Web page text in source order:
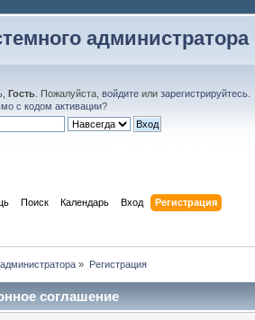
администратора
Гость . Пожалуйста, войдите или зарегистрируйтесь
с кодом активации?
Поиск Календарь Вход Регистрация
» Регистрация
соглашение